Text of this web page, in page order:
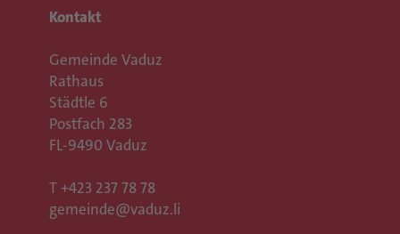
Kontakt
Gemeinde Vaduz
Rathaus
Städtle 6
Postfach 283
FL-9490 Vaduz
T +423 237 78 78
gemeinde@vaduz.li